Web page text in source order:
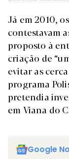
Já em 2010,
contestavam
proposto à
criação de
evitar as
programa
pretendia
em Viana do
Google